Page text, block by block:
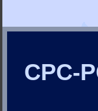
CPC-